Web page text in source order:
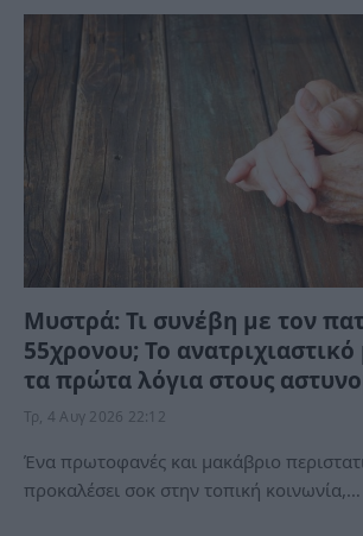
Μυστρά: Τι συνέβη με τον
55χρονου; Το
τα πρώτα λόγια στους
Τρ, 4 Αυγ 2026 22:12
Ένα πρωτοφανές και μακάβριο
προκαλέσει σοκ στην τοπική κοινωνία,…